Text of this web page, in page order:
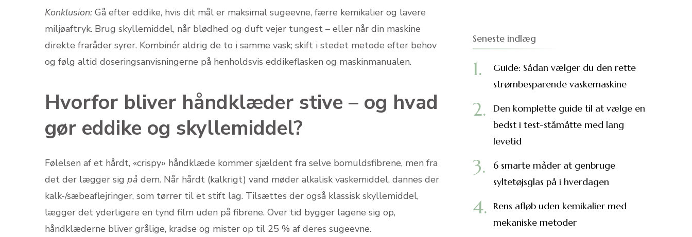
Konklusion: Gå efter eddike, hvis dit mål er maksimal sugeevne, færre kemikalier og lavere
miljøaftryk. Brug skyllemiddel, når blødhed og duft vejer tungest – eller når din maskine
direkte fraråder syrer. Kombinér aldrig de to i samme vask; skift i stedet metode efter behov
og følg altid doseringsanvisningerne på henholdsvis eddikeflasken og maskinmanualen.
Hvorfor bliver håndklæder stive – og hvad
gør eddike og skyllemiddel?
Følelsen af et hårdt, «crispy» håndklæde kommer sjældent fra selve bomuldsfibrene, men fra
det der lægger sig på dem. Når hårdt (kalkrigt) vand møder alkalisk vaskemiddel, dannes der
kalk-/sæbe­aflejringer, som tørrer til et stift lag. Tilsættes der også klassisk skyllemiddel,
lægger det yderligere en tynd film uden på fibrene. Over tid bygger lagene sig op,
håndklæderne bliver grålige, kradse og mister op til 25 % af deres sugeevne.
Seneste indlæg
Guide: Sådan vælger du den rette
strømbesparende vaskemaskine
Den komplette guide til at vælge en
bedst i test-ståmåtte med lang
levetid
6 smarte måder at genbruge
syltetøjsglas på i hverdagen
Rens afløb uden kemikalier med
mekaniske metoder